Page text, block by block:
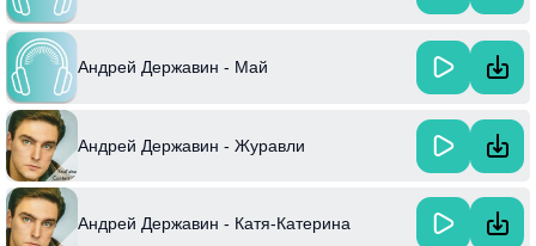
Андрей Державин - Май
Андрей Державин - Журавли
Андрей Державин - Катя-Катерина